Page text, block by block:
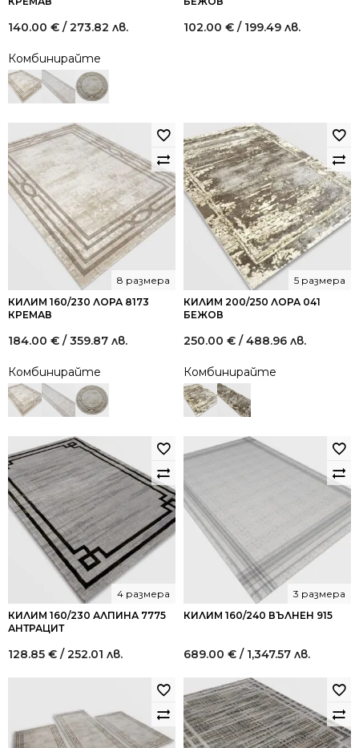
140.00 € / 273.82 лв.
Комбинирайте
102.00 € / 199.49 лв.
КИЛИМ 160/230 ЛОРА 8173
КРЕМАВ
8 размера
184.00 € / 359.87 лв.
Комбинирайте
КИЛИМ 200/250 ЛОРА 041
БЕЖОВ
5 размера
250.00 € / 488.96 лв.
Комбинирайте
КИЛИМ 160/230 АЛПИНА 7775
АНТРАЦИТ
4 размера
128.85 € / 252.01 лв.
КИЛИМ 160/240 ВЪЛНЕН 915
3 размера
689.00 € / 1,347.57 лв.